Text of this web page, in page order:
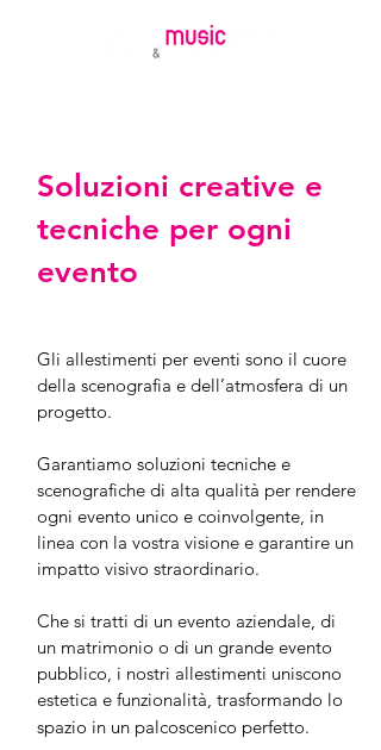
Soluzioni creative e
tecniche per ogni
evento
Gli allestimenti per eventi sono il cuore
della scenografia e dell’atmosfera di un
progetto.
Garantiamo soluzioni tecniche e
scenografiche di alta qualità per rendere
ogni evento unico e coinvolgente, in
linea con la vostra visione e garantire un
impatto visivo straordinario.
Che si tratti di un evento aziendale, di
un matrimonio o di un grande evento
pubblico, i nostri allestimenti uniscono
estetica e funzionalità, trasformando lo
spazio in un palcoscenico perfetto.